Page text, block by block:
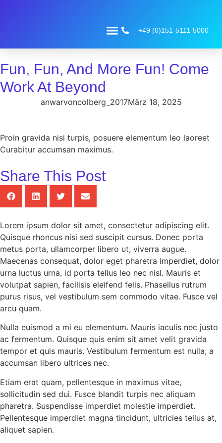
+49 (0)151-5111-5000
Fun, Fun, And More Fun! Come
Work At Beyond
anwarvoncolberg_2017März 18, 2025
Proin gravida nisi turpis, posuere elementum leo laoreet
Curabitur accumsan maximus.
Share This Post
Lorem ipsum dolor sit amet, consectetur adipiscing elit.
Quisque rhoncus nisi sed suscipit cursus. Donec porta
metus porta, ullamcorper libero ut, viverra augue.
Maecenas consequat, dolor eget pharetra imperdiet, dolor
urna luctus urna, id porta tellus leo nec nisl. Mauris et
volutpat sapien, facilisis eleifend felis. Phasellus rutrum
purus risus, vel vestibulum sem commodo vitae. Fusce vel
arcu quam.
Nulla euismod a mi eu elementum. Mauris iaculis nec justo
ac fermentum. Quisque quis enim sit amet velit gravida
tempor et quis mauris. Vestibulum fermentum est nulla, a
accumsan libero ultrices nec.
Etiam erat quam, pellentesque in maximus vitae,
sollicitudin sed dui. Fusce blandit turpis nec aliquam
pharetra. Suspendisse imperdiet molestie imperdiet.
Pellentesque imperdiet magna tincidunt, ultricies tellus at,
aliquet sapien.